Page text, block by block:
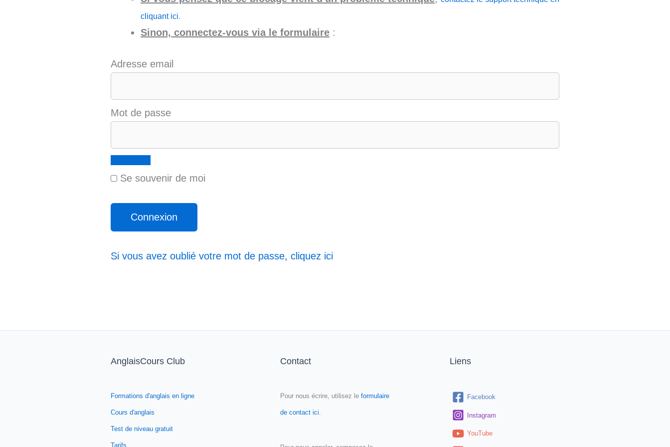
cliquant ici.
Sinon, connectez-vous via le formulaire :
Adresse email
Mot de passe
Se souvenir de moi
Si vous avez oublié votre mot de passe, cliquez ici
AnglaisCours Club
Formations d'anglais en ligne
Cours d'anglais
Test de niveau gratuit
Tarifs
Contact
Pour nous écrire, utilisez le formulaire
de contact ici.
Liens
Facebook
Instagram
YouTube